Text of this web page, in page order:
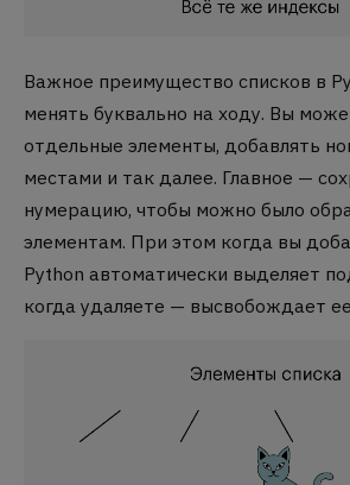
Важное преимущество списков в
менять буквально на ходу. Вы
отдельные элементы, добавлять
местами и так далее. Главное —
нумерацию, чтобы можно было
элементам. При этом когда вы
Python автоматически выделяет
когда удаляете — высвобождает